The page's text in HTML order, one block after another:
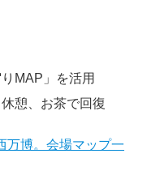
MAP」を活用
憩、お茶で回復
万博。会場マップ一